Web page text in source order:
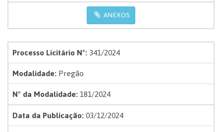
ANEXOS
Processo Licitário Nº:341/2024
Modalidade:Pregão
Nº da Modalidade:181/2024
Data da Publicação:03/12/2024